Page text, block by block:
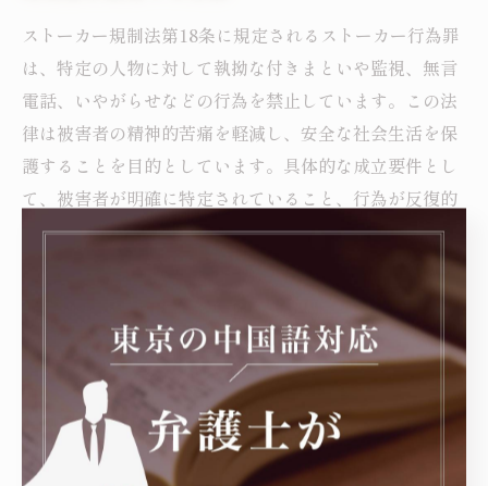
ストーカー規制法第18条に規定されるストーカー行為罪
は、特定の人物に対して執拗な付きまといや監視、無言
電話、いやがらせなどの行為を禁止しています。この法
律は被害者の精神的苦痛を軽減し、安全な社会生活を保
護することを目的としています。具体的な成立要件とし
て、被害者が明確に特定されていること、行為が反復的
かつ合理的に不安を感じさせるものであることが挙げら
れます。罰則は刑事罰として6か月以下の懲役または50
万円以下の罰金が科される場合があります。ストーカー
被害に遭った際は、まず警察に相談し、弁護士など専門
家の支援を受けることが重要です。弁護士は被害届の提
出や保護命令の申立て、必要に応じて示談交渉など法的
サポートを提供します。これらの対策を適切に活用する
ことで、被害者は早期の安全確保と精神的負担の軽減が